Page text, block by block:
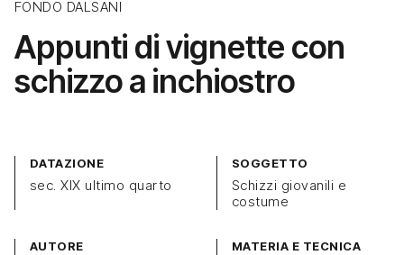
FONDO DALSANI
Appunti di vignette con
schizzo a inchiostro
DATAZIONE
sec. XIX ultimo quarto
SOGGETTO
Schizzi giovanili e
costume
AUTORE MATERIA E TECNICA